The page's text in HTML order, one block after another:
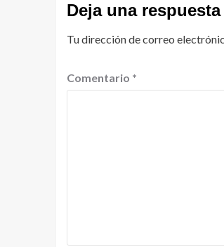
Deja una respuesta
Tu dirección de correo
Comentario *